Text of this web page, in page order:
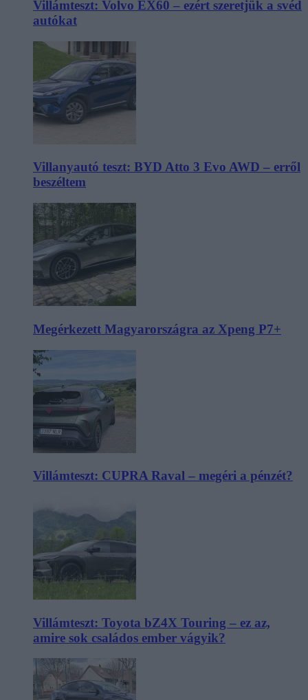
Villámteszt: Volvo EX60 – ezért szeretjük a svéd
autókat
Villanyautó teszt: BYD Atto 3 Evo AWD – erről
beszéltem
Megérkezett Magyarországra az Xpeng P7+
Villámteszt: CUPRA Raval – megéri a pénzét?
Villámteszt: Toyota bZ4X Touring – ez az,
amire sok családos ember vágyik?